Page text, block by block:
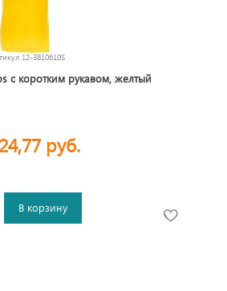
12-3810610S
с коротким рукавом, желтый
руб.
В корзину